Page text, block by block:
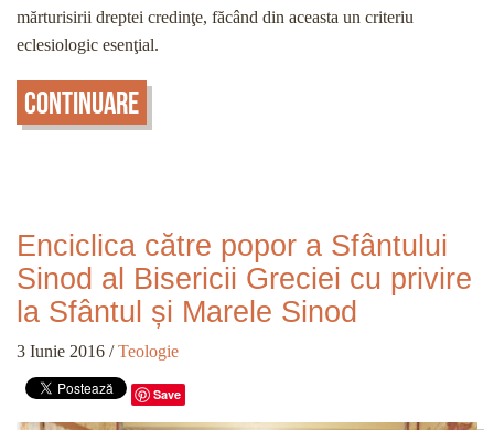
mărturisirii dreptei credinţe, făcând din aceasta un criteriu
eclesiologic esenţial.
Continuare
Enciclica către popor a Sfântului
Sinod al Bisericii Greciei cu privire
la Sfântul și Marele Sinod
3 Iunie 2016 /Teologie
Save